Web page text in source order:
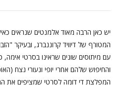
יש כאן הרבה מאוד אלמנטים שנראים
המטורף של דיוויד קרוננברג, ובעיקר
עם מיתוסים שונים שראינו בסרטי אימה,
והחיפוש שלהם אחרי יופי ונעורי נצח
המפלצת די דומה לסרטי שמציפים את